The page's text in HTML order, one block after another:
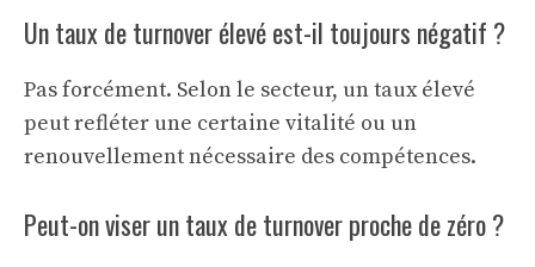
Un taux de turnover élevé est-il toujours négatif ?
Pas forcément. Selon le secteur, un taux élevé
peut refléter une certaine vitalité ou un
renouvellement nécessaire des compétences.
Peut-on viser un taux de turnover proche de zéro ?